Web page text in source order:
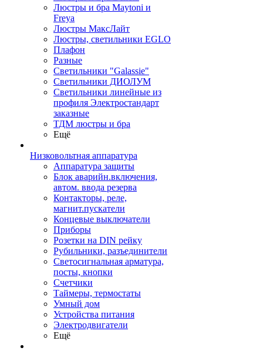
Люстры и бра Maytoni и
Freya
Люстры МаксЛайт
Люстры, светильники EGLO
Плафон
Разные
Светильники "Galassie"
Светильники ДИОЛУМ
Светильники линейные из
профиля Электростандарт
заказные
ТДМ люстры и бра
Ещё
Низковольтная аппаратура
Аппаратура защиты
Блок аварийн.включения,
автом. ввода резерва
Контакторы, реле,
магнит.пускатели
Концевые выключатели
Приборы
Розетки на DIN рейку
Рубильники, разъединители
Светосигнальная арматура,
посты, кнопки
Счетчики
Таймеры, термостаты
Умный дом
Устройства питания
Электродвигатели
Ещё